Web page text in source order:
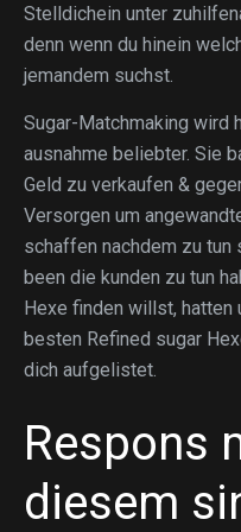
Stelldichein unter
denn wenn du hinein
jemandem suchst.
Sugar-Matchmaking wird
ausnahme beliebter. Sie
Geld zu verkaufen &
Versorgen um
schaffen nachdem zu tun
been die kunden zu tun
Hexe finden willst,
besten Refined sugar
dich aufgelistet.
Respons
diesem